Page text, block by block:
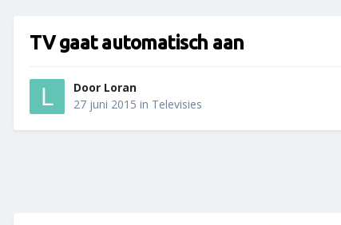
TV gaat automatisch aan
Door Loran
27 juni 2015 in Televisies